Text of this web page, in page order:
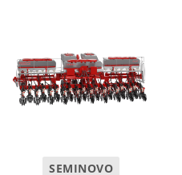
SEMINOVO